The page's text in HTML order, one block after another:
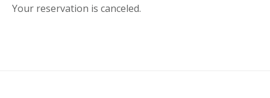
Your reservation is canceled.